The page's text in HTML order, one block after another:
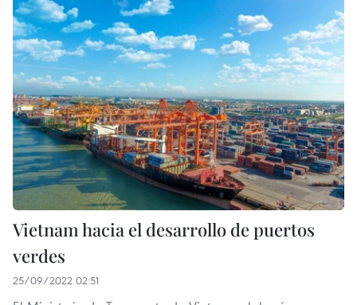
Vietnam hacia el desarrollo de puertos
verdes
25/09/2022 02:51